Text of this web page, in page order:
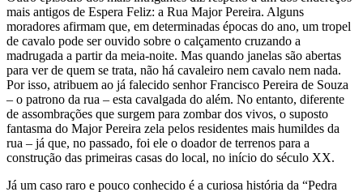
mais antigos de Espera Feliz: a Rua Major Pereira. Alguns
moradores afirmam que, em determinadas épocas do ano, um tropel
de cavalo pode ser ouvido sobre o calçamento cruzando a
madrugada a partir da meia-noite. Mas quando janelas são abertas
para ver de quem se trata, não há cavaleiro nem cavalo nem nada.
Por isso, atribuem ao já falecido senhor Francisco Pereira de Souza
– o patrono da rua – esta cavalgada do além. No entanto, diferente
de assombrações que surgem para zombar dos vivos, o suposto
fantasma do Major Pereira zela pelos residentes mais humildes da
rua – já que, no passado, foi ele o doador de terrenos para a
construção das primeiras casas do local, no início do século XX.
Já um caso raro e pouco conhecido é a curiosa história da “Pedra